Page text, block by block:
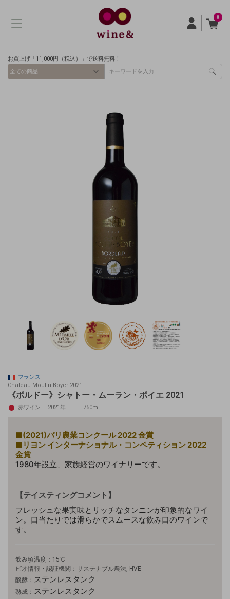
0
お買上げ「11,000円（税込）」で送料無料！
フランス
Chateau Moulin Boyer 2021
《ボルドー》シャトー・ムーラン・ボイエ 2021
赤ワイン 2021年 750ml
■(2021)パリ農業コンクール 2022 金賞
■リヨン インターナショナル・コンペティション 2022
金賞
1980年設立、家族経営のワイナリーです。
【テイスティングコメント】
フレッシュな果実味とリッチなタンニンが印象的なワイ
ン。口当たりでは滑らかでスムースな飲み口のワインで
す。
飲み頃温度：15℃
ビオ情報・認証機関：サステナブル農法, HVE
醗酵： ステンレスタンク
熟成： ステンレスタンク